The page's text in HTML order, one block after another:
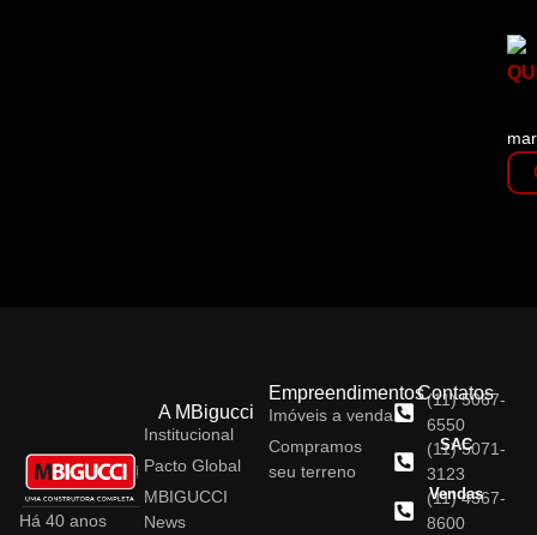
Há 40 anos
A MBigucci
Institucional
Pacto Global
MBIGUCCI
News
Empreendimentos
Imóveis a venda
Compramos
seu terreno
Contatos
(11) 5067-
6550
SAC
(11) 5071-
3123
Vendas
(11) 4367-
8600